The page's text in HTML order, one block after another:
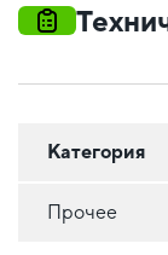
Категория
Прочее